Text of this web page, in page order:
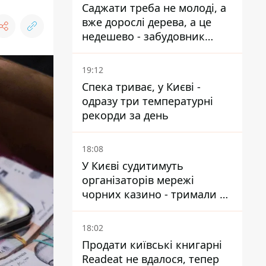
Саджати треба не молоді, а
вже дорослі дерева, а це
недешево - забудовник
Ніконов
19:12
Спека триває, у Києві -
одразу три температурні
рекорди за день
18:08
У Києві судитимуть
організаторів мережі
чорних казино - тримали 39
закладів
18:02
Продати київські книгарні
Readeat не вдалося, тепер